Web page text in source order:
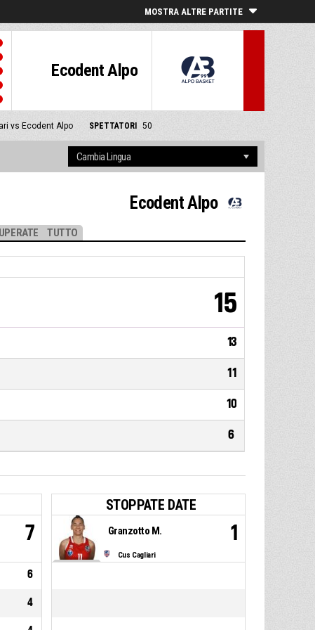
MOSTRA ALTRE PARTITE
Ecodent Alpo
vs Ecodent Alpo SPETTATORI 50
TUTTO
Ecodent Alpo
15
13
11
10
6
7
6
4
STOPPATE DATE
Cus Cagliari
Granzotto M. 1